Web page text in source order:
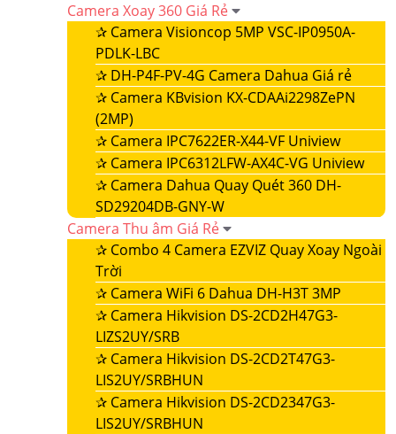
Camera Xoay 360 Giá Rẻ
✰ Camera Visioncop 5MP VSC-IP0950A-
PDLK-LBC
✰ DH-P4F-PV-4G Camera Dahua Giá rẻ
✰ Camera KBvision KX-CDAAi2298ZePN
(2MP)
✰ Camera IPC7622ER-X44-VF Uniview
✰ Camera IPC6312LFW-AX4C-VG Uniview
✰ Camera Dahua Quay Quét 360 DH-
SD29204DB-GNY-W
Camera Thu âm Giá Rẻ
✰ Combo 4 Camera EZVIZ Quay Xoay Ngoài
Trời
✰ Camera WiFi 6 Dahua DH-H3T 3MP
✰ Camera Hikvision DS-2CD2H47G3-
LIZS2UY/SRB
✰ Camera Hikvision DS-2CD2T47G3-
LIS2UY/SRBHUN
✰ Camera Hikvision DS-2CD2347G3-
LIS2UY/SRBHUN